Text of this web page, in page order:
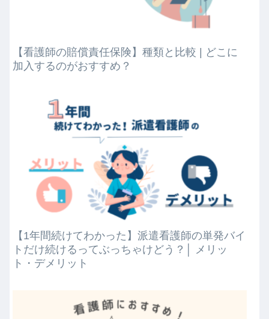
【看護師の賠償責任保険】種類と比較 | どこに
加入するのがおすすめ？
【1年間続けてわかった】派遣看護師の単発バイ
トだけ続けるってぶっちゃけどう？│ メリッ
ト・デメリット